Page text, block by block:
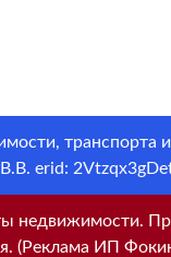
транспорта
erid:
недвижимости.
(Реклама ИП